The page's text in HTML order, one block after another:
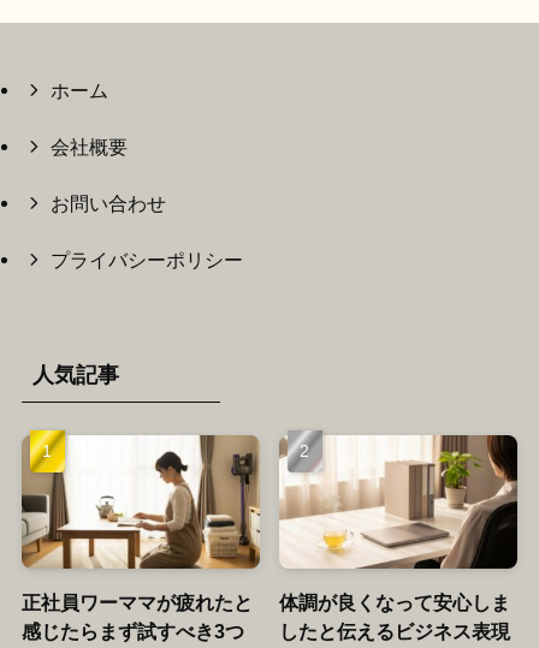
ホーム
会社概要
お問い合わせ
プライバシーポリシー
人気記事
正社員ワーママが疲れたと
感じたらまず試すべき3つ
体調が良くなって安心しま
したと伝えるビジネス表現